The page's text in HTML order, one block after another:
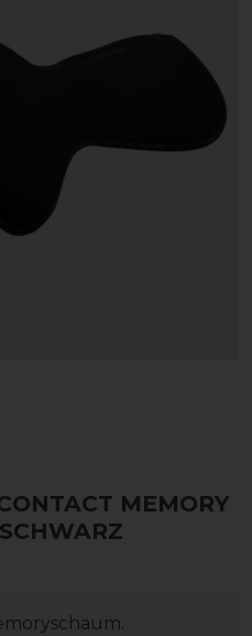
MEMORY